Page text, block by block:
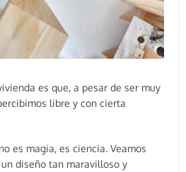
es que, a pesar de ser muy
libre y con cierta
es magia, es ciencia. Veamos
diseño tan maravilloso y